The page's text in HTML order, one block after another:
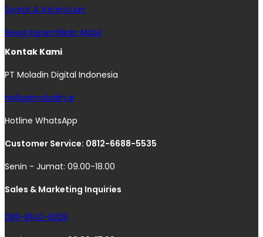
Syarat & Ketentuan
Sewa Kepemilikan Mobil
Kontak Kami
PT Moladin Digital Indonesia
hello@moladin.ai
Hotline WhatsApp
Customer Service: 0812-6688-5535
Senin - Jumat: 09.00-18.00
Sales & Marketing Inquiries
0811-8140-8326